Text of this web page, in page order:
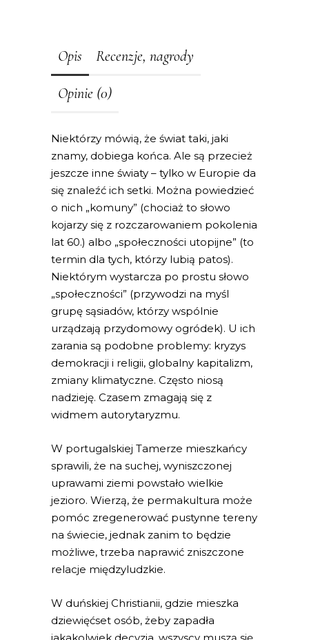
Opis Recenzje, nagrody
Opinie (0)
Niektórzy mówią, że świat taki, jaki
znamy, dobiega końca. Ale są przecież
jeszcze inne światy – tylko w Europie da
się znaleźć ich setki. Można powiedzieć
o nich „komuny” (chociaż to słowo
kojarzy się z rozczarowaniem pokolenia
lat 60.) albo „społeczności utopijne” (to
termin dla tych, którzy lubią patos).
Niektórym wystarcza po prostu słowo
„społeczności” (przywodzi na myśl
grupę sąsiadów, którzy wspólnie
urządzają przydomowy ogródek). U ich
zarania są podobne problemy: kryzys
demokracji i religii, globalny kapitalizm,
zmiany klimatyczne. Często niosą
nadzieję. Czasem zmagają się z
widmem autorytaryzmu.
W portugalskiej Tamerze mieszkańcy
sprawili, że na suchej, wyniszczonej
uprawami ziemi powstało wielkie
jezioro. Wierzą, że permakultura może
pomóc zregenerować pustynne tereny
na świecie, jednak zanim to będzie
możliwe, trzeba naprawić zniszczone
relacje międzyludzkie.
W duńskiej Christianii, gdzie mieszka
dziewięćset osób, żeby zapadła